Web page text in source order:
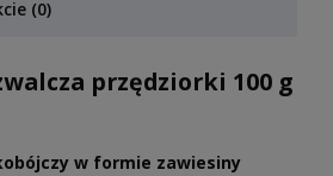
(0)
przędziorki 100 g
w formie zawiesiny